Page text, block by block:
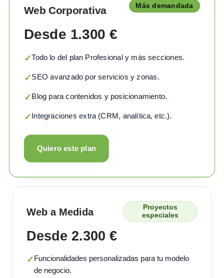
Web Corporativa Más demandada
Desde 1.300 €
✓Todo lo del plan Profesional y más secciones.
✓SEO avanzado por servicios y zonas.
✓Blog para contenidos y posicionamiento.
✓Integraciones extra (CRM, analítica, etc.).
Quiero este plan
Web a Medida
Proyectos
especiales
Desde 2.300 €
✓Funcionalidades personalizadas para tu modelo
de negocio.